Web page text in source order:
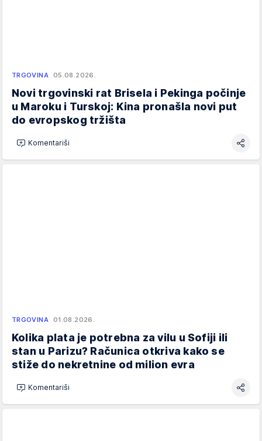
TRGOVINA 05.08.2026.
Novi trgovinski rat Brisela i Pekinga počinje
u Maroku i Turskoj: Kina pronašla novi put
do evropskog tržišta
Komentariši
TRGOVINA 01.08.2026.
Kolika plata je potrebna za vilu u Sofiji ili
stan u Parizu? Računica otkriva kako se
stiže do nekretnine od milion evra
Komentariši